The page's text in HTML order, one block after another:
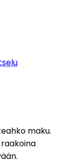
maku.
raakoina